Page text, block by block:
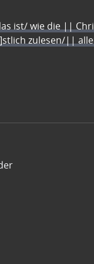
ist/ wie die ||
zulesen/||